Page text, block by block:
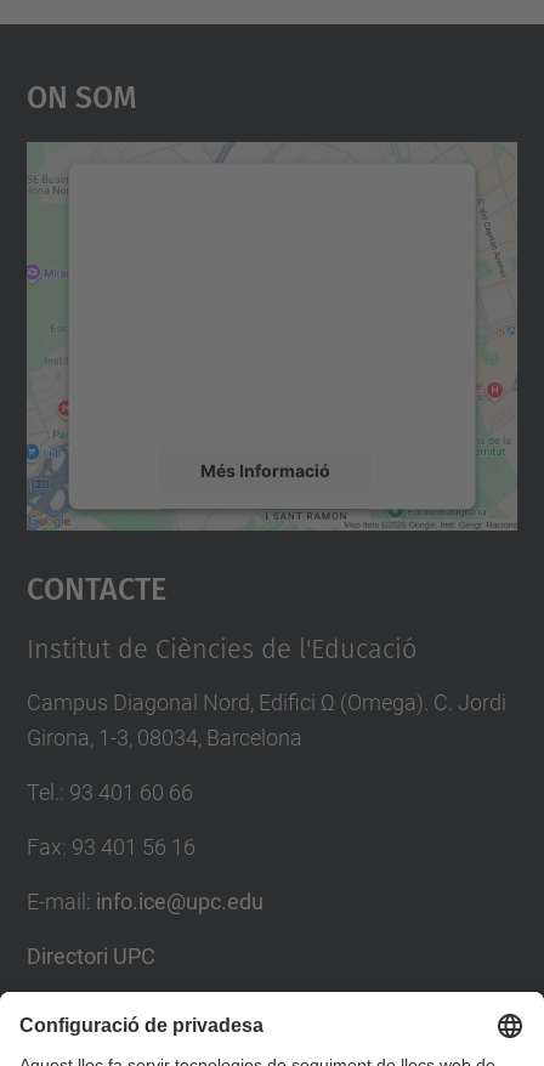
On Som
Més Informació
Accepta
powered by
Contacte
Institut de Ciències de l'Educació
Campus Diagonal Nord, Edifici Ω (Omega). C. Jordi
Girona, 1-3, 08034, Barcelona
Tel. : 93 401 60 66
Fax: 93 401 56 16
E-mail: info.ice@upc.edu
Directori UPC
Formulari de contacte